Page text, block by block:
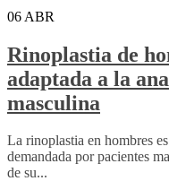
06 ABR
Rinoplastia de
adaptada a la
masculina
La rinoplastia en hombres
demandada por pacientes
de su...